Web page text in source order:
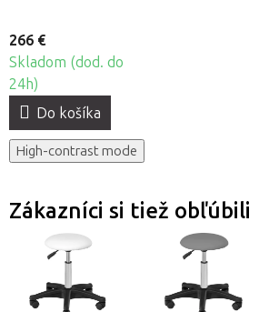
266 €
Skladom (dod. do
24h)
Do košíka
High-contrast mode
Zákazníci si tiež obľúbili